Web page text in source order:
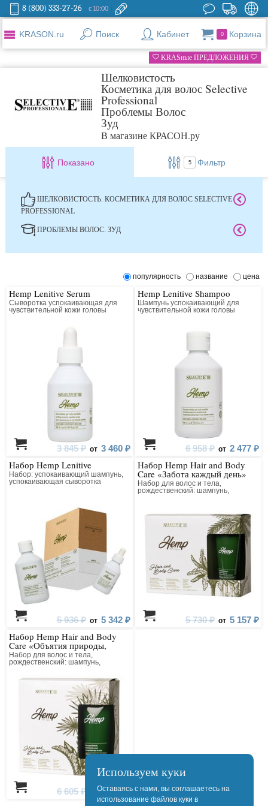
8 (800) 333-27-26 с 10:00
KRASON.ru Поиск Кабинет 0 Корзина
KRASные ПРЕДЛОЖЕНИЯ
Шелковистость
Косметика для волос Selective
Professional
Проблемы Волос
Зуд
В магазине КРАСОН.ру
Показано 5 Фильтр
ШЕЛКОВИСТОСТЬ. КОСМЕТИКА ДЛЯ ВОЛОС SELECTIVE
PROFESSIONAL
ПРОБЛЕМЫ ВОЛОС. ЗУД
популярность название цена
Hemp Lenitive Serum
Сыворотка успокаивающая для
чувствительной кожи головы
3 845 ₽ от 3 460 ₽
Hemp Lenitive Shampoo
Шампунь успокаивающий для
чувствительной кожи головы
6 958 ₽ от 2 477 ₽
Набор Hemp Lenitive
Набор: успокаивающий шампунь,
успокаивающая сыворотка
5 936 ₽ от 5 342 ₽
Набор Hemp Hair and Body
Care «Забота каждый день»
Набор для волос и тела,
рождественский: шампунь,
5 730 ₽ от 5 157 ₽
Набор Hemp Hair and Body
Care «Объятия природы,
полные заботы»
Набор для волос и тела,
рождественский: шампунь,
6 605 ₽ 5 944 ₽
Используем куки
Оставаясь с нами, вы соглашаетесь на
использование файлов куки в